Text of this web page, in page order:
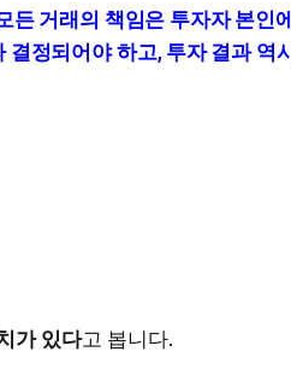
거래의 책임은 투자자 본인에
정되어야 하고, 투자 결과 역시
가 있다고 봅니다.